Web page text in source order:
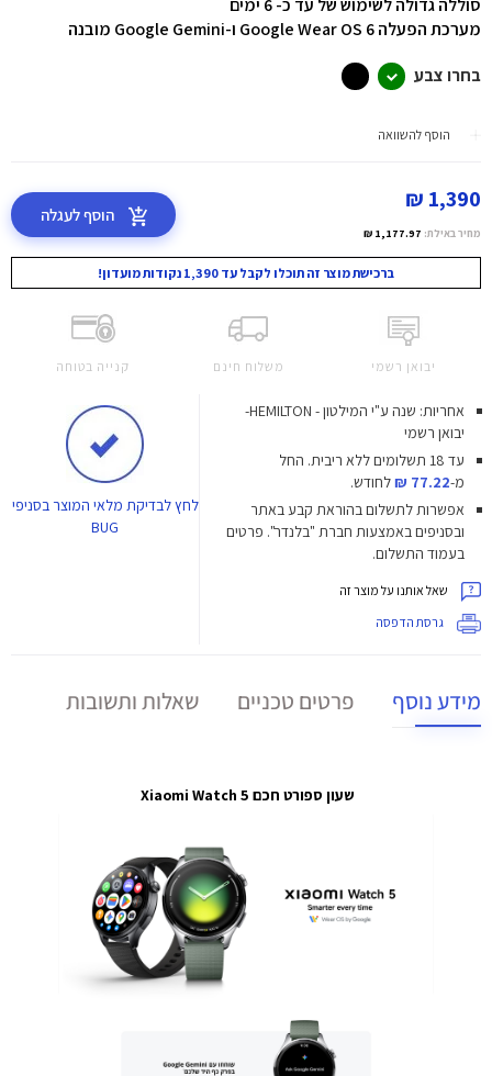
סוללה גדולה לשימוש של עד כ- 6 ימים
מערכת הפעלה Google Wear OS 6 ו-Google Gemini מובנה
בחרו צבע
הוסף להשוואה
1,390 ₪
מחיר באילת: 1,177.97 ₪
הוסף לעגלה
ברכישת מוצר זה תוכלו לקבל עד 1,390 נקודות מועדון!
יבואן רשמי משלוח חינם קנייה בטוחה
אחריות: שנה ע"י המילטון - HEMILTON-
יבואן רשמי
עד 18 תשלומים ללא ריבית.
החל
מ-77.22 ₪
לחודש.
אפשרות לתשלום בהוראת קבע באתר
ובסניפים באמצעות חברת "בלנדר". פרטים
בעמוד התשלום.
שאל אותנו על מוצר זה
גרסת הדפסה
לחץלבדיקת מלאי המוצר בסניפי
BUG
מידע נוסף פרטים טכניים שאלות ותשובות
שעון ספורט חכם Xiaomi Watch 5